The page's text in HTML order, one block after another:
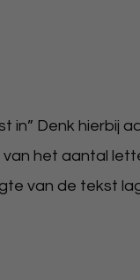
in” Denk hierbij
het aantal
van de tekst